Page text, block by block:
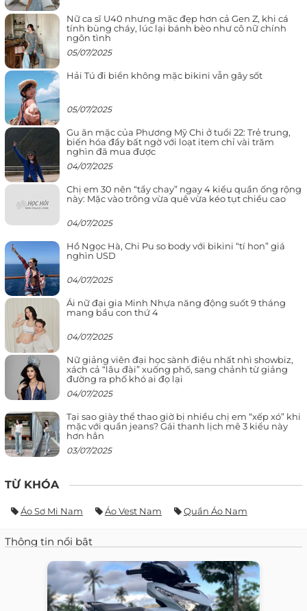
Nữ ca sĩ U40 nhưng mặc đẹp hơn cả Gen Z, khi cá
tính bùng cháy, lúc lại bánh bèo như cô nữ chính
ngôn tình
05/07/2025
Hải Tú đi biển không mặc bikini vẫn gây sốt
05/07/2025
Gu ăn mặc của Phương Mỹ Chi ở tuổi 22: Trẻ trung,
biến hóa đầy bất ngờ với loạt item chỉ vài trăm
nghìn đã mua được
04/07/2025
Chị em 30 nên “tẩy chay” ngay 4 kiểu quần ống rộng
này: Mặc vào trông vừa quê vừa kéo tụt chiều cao
04/07/2025
Hồ Ngọc Hà, Chi Pu so body với bikini “tí hon” giá
nghìn USD
04/07/2025
Ái nữ đại gia Minh Nhựa năng động suốt 9 tháng
mang bầu con thứ 4
04/07/2025
Nữ giảng viên đại học sành điệu nhất nhì showbiz,
xách cả “lâu đài” xuống phố, sang chảnh từ giảng
đường ra phố khó ai đọ lại
04/07/2025
Tại sao giày thể thao giờ bị nhiều chị em “xếp xó” khi
mặc với quần jeans? Gái thanh lịch mê 3 kiểu này
hơn hẳn
03/07/2025
TỪ KHÓA
Áo Sơ Mi Nam Áo Vest Nam Quần Áo Nam
Thông tin nổi bật